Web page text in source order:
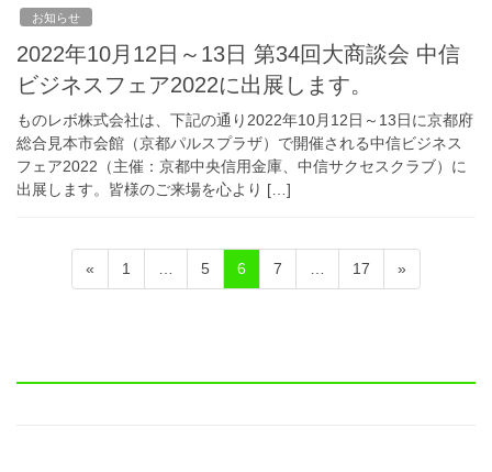
お知らせ
2022年10月12日～13日 第34回大商談会 中信
ビジネスフェア2022に出展します。
ものレボ株式会社は、下記の通り2022年10月12日～13日に京都府
総合見本市会館（京都パルスプラザ）で開催される中信ビジネス
フェア2022（主催：京都中央信用金庫、中信サクセスクラブ）に
出展します。皆様のご来場を心より […]
ゲ
«
固
定
1 …
固
定
5
固
定
6
固
定
7 …
固
定
17 »